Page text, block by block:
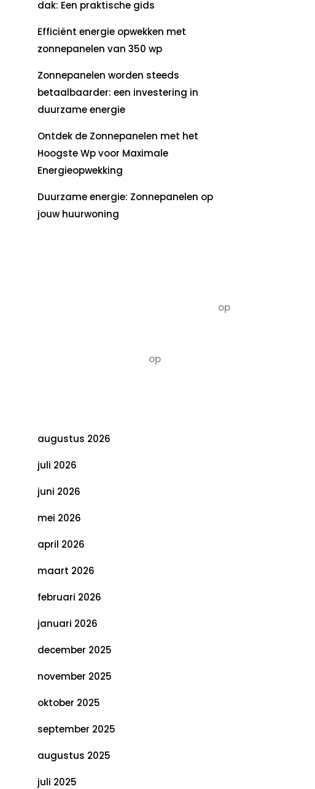
dak: Een praktische gids
Efficiënt energie opwekken met
zonnepanelen van 350 wp
Zonnepanelen worden steeds
betaalbaarder: een investering in
duurzame energie
Ontdek de Zonnepanelen met het
Hoogste Wp voor Maximale
Energieopwekking
Duurzame energie: Zonnepanelen op
jouw huurwoning
op
op
augustus 2026
juli 2026
juni 2026
mei 2026
april 2026
maart 2026
februari 2026
januari 2026
december 2025
november 2025
oktober 2025
september 2025
augustus 2025
juli 2025